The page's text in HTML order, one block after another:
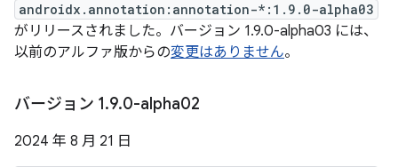
androidx.annotation:annotation-*:1.9.0-alpha03
がリリースされました。バージョン 1.9.0-alpha03 には、
以前のアルファ版からの変更はありません。
バージョン 1.9.0-alpha02
2024 年 8 月 21 日